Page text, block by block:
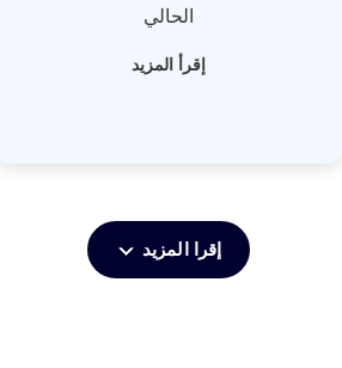
الحالي
إقرأ المزيد
إقرا المزيد